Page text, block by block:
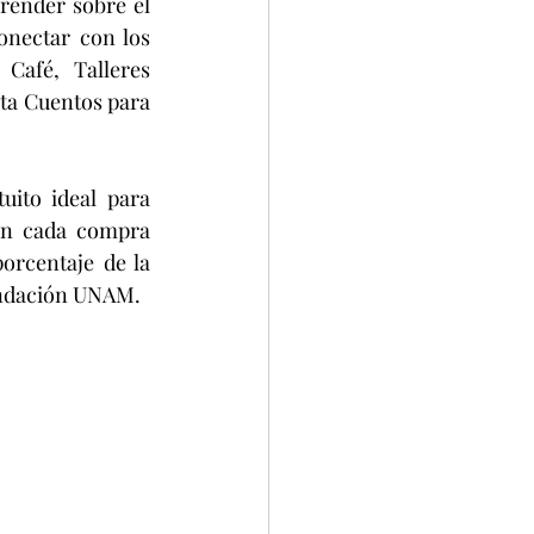
con los
Talleres
Cuentos para
ideal para
cada compra
de la
UNAM.